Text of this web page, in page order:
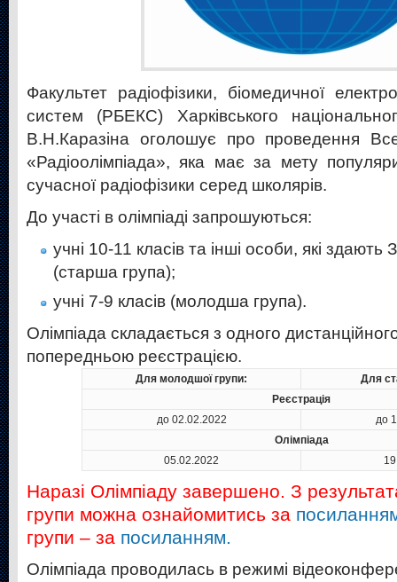
Факультет радіофізики, біомедичної
систем (РБЕКС) Харківського
В.Н.Каразіна оголошує про проведення
«Радіоолімпіада», яка має за мету
сучасної радіофізики серед школярів.
До участі в олімпіаді запрошуються:
учні 10-11 класів та інші особи, які
(старша група);
учні 7-9 класів (молодша група).
Олімпіада складається з одного
попередньою реєстрацією.
Для молодшої групи:
Для
Реєстрація
до 02.02.2022
до
Олімпіада
05.02.2022
Наразі Олімпіаду завершено. З
групи можна ознайомитись за
групи – за посиланням.
Олімпіада проводилась в режимі